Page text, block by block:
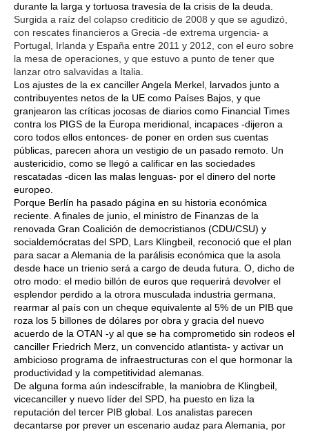
durante la larga y tortuosa travesía de la crisis de la deuda.
Surgida a raíz del colapso crediticio de 2008 y que se agudizó,
con rescates financieros a Grecia -de extrema urgencia- a
Portugal, Irlanda y España entre 2011 y 2012, con el euro sobre
la mesa de operaciones, y que estuvo a punto de tener que
lanzar otro salvavidas a Italia.
Los ajustes de la ex canciller Angela Merkel, larvados junto a
contribuyentes netos de la UE como Países Bajos, y que
granjearon las críticas jocosas de diarios como Financial Times
contra los PIGS de la Europa meridional, incapaces -dijeron a
coro todos ellos entonces- de poner en orden sus cuentas
públicas, parecen ahora un vestigio de un pasado remoto. Un
austericidio, como se llegó a calificar en las sociedades
rescatadas -dicen las malas lenguas- por el dinero del norte
europeo.
Porque Berlín ha pasado página en su historia económica
reciente. A finales de junio, el ministro de Finanzas de la
renovada Gran Coalición de democristianos (CDU/CSU) y
socialdemócratas del SPD, Lars Klingbeil, reconoció que el plan
para sacar a Alemania de la parálisis económica que la asola
desde hace un trienio será a cargo de deuda futura. O, dicho de
otro modo: el medio billón de euros que requerirá devolver el
esplendor perdido a la otrora musculada industria germana,
rearmar al país con un cheque equivalente al 5% de un PIB que
roza los 5 billones de dólares por obra y gracia del nuevo
acuerdo de la OTAN -y al que se ha comprometido sin rodeos el
canciller Friedrich Merz, un convencido atlantista- y activar un
ambicioso programa de infraestructuras con el que hormonar la
productividad y la competitividad alemanas.
De alguna forma aún indescifrable, la maniobra de Klingbeil,
vicecanciller y nuevo líder del SPD, ha puesto en liza la
reputación del tercer PIB global. Los analistas parecen
decantarse por prever un escenario audaz para Alemania, por